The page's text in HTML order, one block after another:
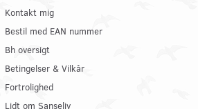
Kontakt mig
Bestil med EAN nummer
Bh oversigt
Betingelser & Vilkår
Fortrolighed
Lidt om Sanseliv